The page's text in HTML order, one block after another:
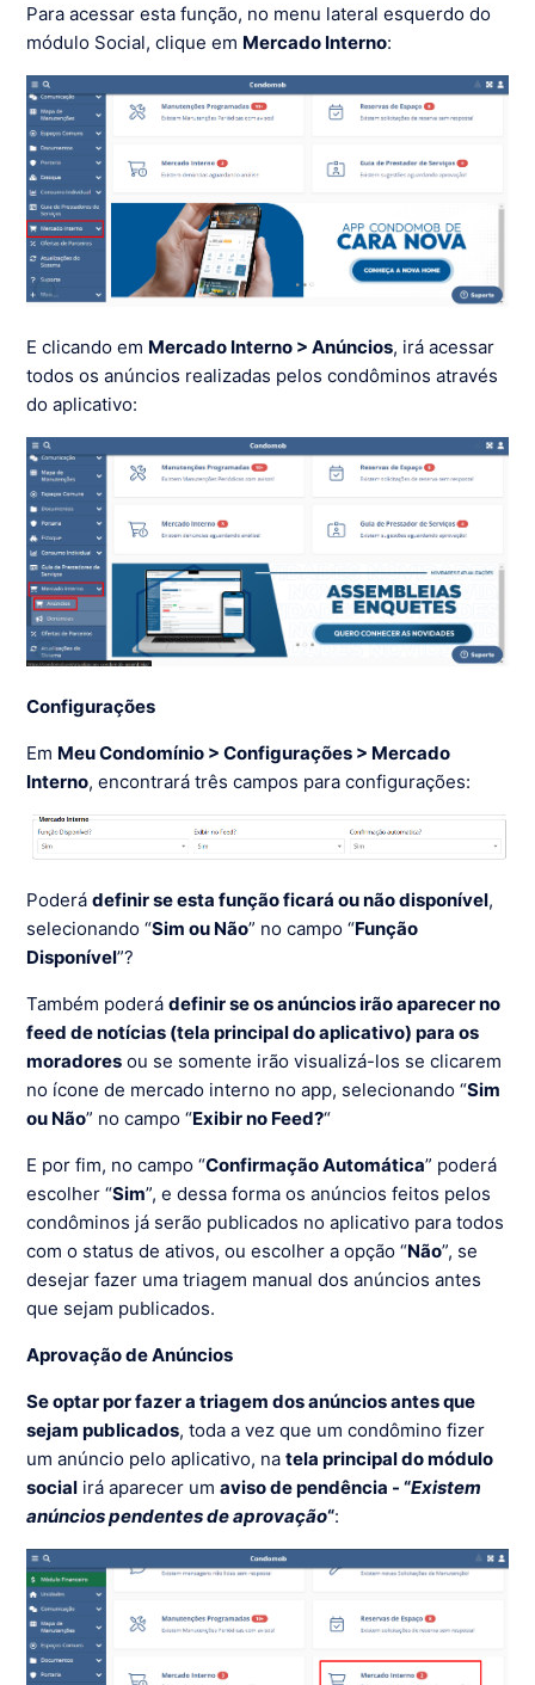
Para acessar esta função, no menu lateral esquerdo do
módulo Social, clique em Mercado Interno:
E clicando em Mercado Interno > Anúncios, irá acessar
todos os anúncios realizadas pelos condôminos através
do aplicativo:
Configurações
Em Meu Condomínio > Configurações > Mercado
Interno, encontrará três campos para configurações:
Poderádefinir se esta função ficará ou não disponível,
selecionando “Sim ou Não” no campo “Função
Disponível”?
Também poderádefinir se os anúncios irão aparecer no
feed de notícias (tela principal do aplicativo) para os
moradores ou se somente irão visualizá-los se clicarem
no ícone de mercado interno no app, selecionando “Sim
ou Não” no campo “Exibir no Feed?“
E por fim, no campo “Confirmação Automática” poderá
escolher “Sim”, e dessa forma os anúncios feitos pelos
condôminos já serão publicados no aplicativo para todos
com o status de ativos, ou escolher a opção “Não”, se
desejar fazer uma triagem manual dos anúncios antes
que sejam publicados.
Aprovação de Anúncios
Se optar por fazer a triagem dos anúncios antes que
sejam publicados, toda a vez que um condômino fizer
um anúncio pelo aplicativo, natela principal do módulo
social irá aparecer umaviso de pendência - “Existem
anúncios pendentes de aprovação“: